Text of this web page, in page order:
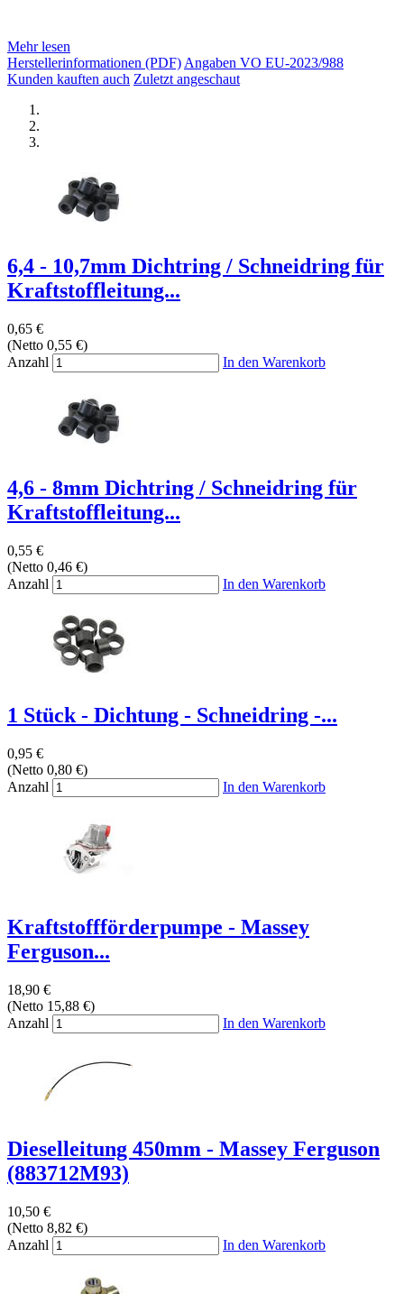
Mehr lesen
Herstellerinformationen (PDF)Angaben VO EU-2023/988
Kunden kauften auch Zuletzt angeschaut
6,4 - 10,7mm Dichtring / Schneidring für
Kraftstoffleitung...
0,65 €
(Netto 0,55 €)
Anzahl
In den Warenkorb
4,6 - 8mm Dichtring / Schneidring für
Kraftstoffleitung...
0,55 €
(Netto 0,46 €)
Anzahl
In den Warenkorb
1 Stück - Dichtung - Schneidring -...
0,95 €
(Netto 0,80 €)
Anzahl
In den Warenkorb
Kraftstoffförderpumpe - Massey
Ferguson...
18,90 €
(Netto 15,88 €)
Anzahl
In den Warenkorb
Dieselleitung 450mm - Massey Ferguson
(883712M93)
10,50 €
(Netto 8,82 €)
Anzahl
In den Warenkorb